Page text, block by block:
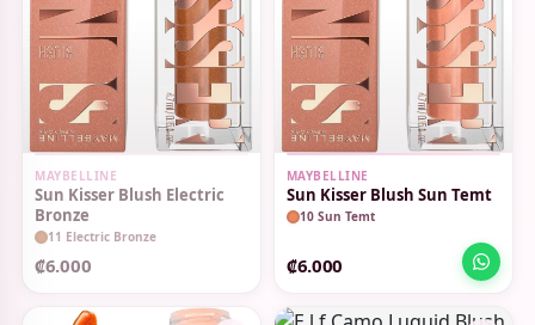
SIN STOCK
MAYBELLINE
Sun Kisser Blush Electric
Bronze
11 Electric Bronze
₡6.000
MAYBELLINE
Sun Kisser Blush Sun Temt
10 Sun Temt
₡6.000